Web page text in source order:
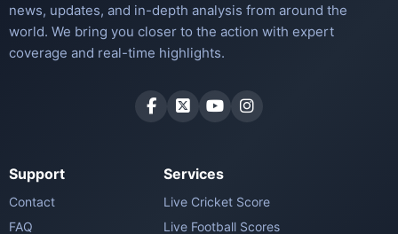
news, updates, and in-depth analysis from around the
world. We bring you closer to the action with expert
coverage and real-time highlights.
Support
Contact
FAQ
Services
Live Cricket Score
Live Football Scores